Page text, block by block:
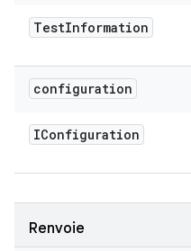
TestInformation
configuration
IConfiguration
Renvoie